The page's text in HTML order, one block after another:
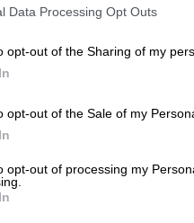
Data Processing Opt Outs
opt-out of the Sharing of my
opt-out of the Sale of my
opt-out of processing my
οριακά την ΑΕΚ στα
ρεβάνς της
Το γκολ του
Στο 90’+2’, η
άσπρη βούλα,